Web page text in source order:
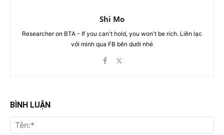
Shi Mo
Researcher on BTA - If you can't hold, you won't be rich. Liên lạc
với mình qua FB bên dưới nhé
BÌNH LUẬN